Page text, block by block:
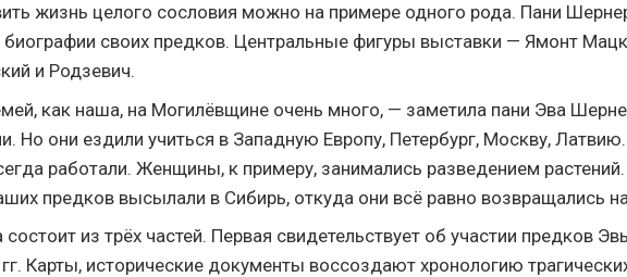
жизнь целого сословия можно на примере одного рода. Пани
своих предков. Центральные фигуры выставки — Ямонт
и Родзевич.
как наша, на Могилёвщине очень много, — заметила пани Эва
Но они ездили учиться в Западную Европу, Петербург, Москву,
работали. Женщины, к примеру, занимались разведением
предков высылали в Сибирь, откуда они всё равно возвращались
из трёх частей. Первая свидетельствует об участии предков
Карты, исторические документы воссоздают хронологию